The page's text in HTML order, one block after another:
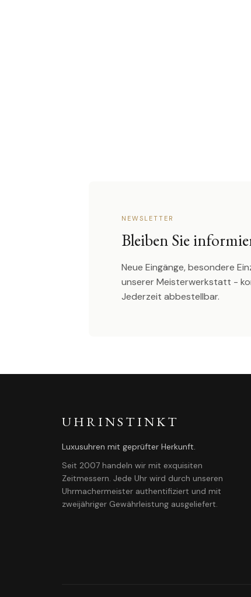
NEWSLETTER
Bleiben Sie
Neue Eingänge, besondere
unserer Meisterwerkstatt -
Jederzeit abbestellbar.
UHRINSTINKT
Luxusuhren mit geprüfter Herkunft.
Seit 2007 handeln wir mit exquisiten
Zeitmessern. Jede Uhr wird durch unseren
Uhrmachermeister authentifiziert und mit
zweijähriger Gewährleistung ausgeliefert.